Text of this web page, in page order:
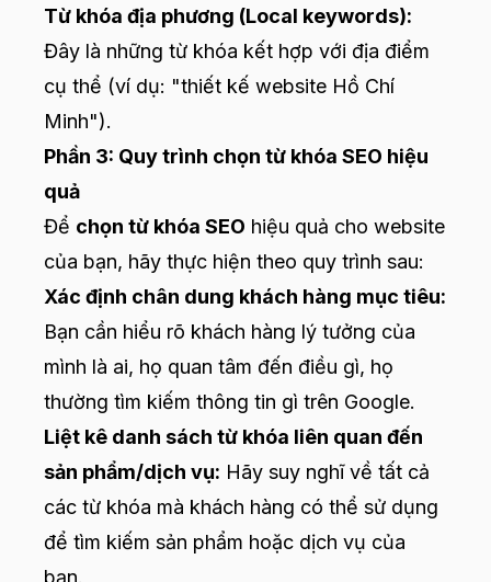
Từ khóa địa phương (Local keywords):
Đây là những từ khóa kết hợp với địa điểm
cụ thể (ví dụ: "thiết kế website Hồ Chí
Minh").
Phần 3: Quy trình chọn từ khóa SEO hiệu
quả
Để chọn từ khóa SEO hiệu quả cho website
của bạn, hãy thực hiện theo quy trình sau:
Xác định chân dung khách hàng mục tiêu:
Bạn cần hiểu rõ khách hàng lý tưởng của
mình là ai, họ quan tâm đến điều gì, họ
thường tìm kiếm thông tin gì trên Google.
Liệt kê danh sách từ khóa liên quan đến
sản phẩm/dịch vụ: Hãy suy nghĩ về tất cả
các từ khóa mà khách hàng có thể sử dụng
để tìm kiếm sản phẩm hoặc dịch vụ của
bạn.